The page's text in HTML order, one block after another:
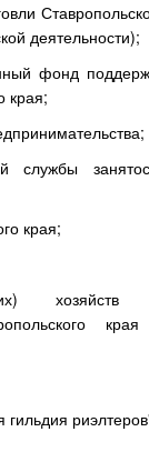
деятельности);
фонд
края;
службы
края;
гильдия